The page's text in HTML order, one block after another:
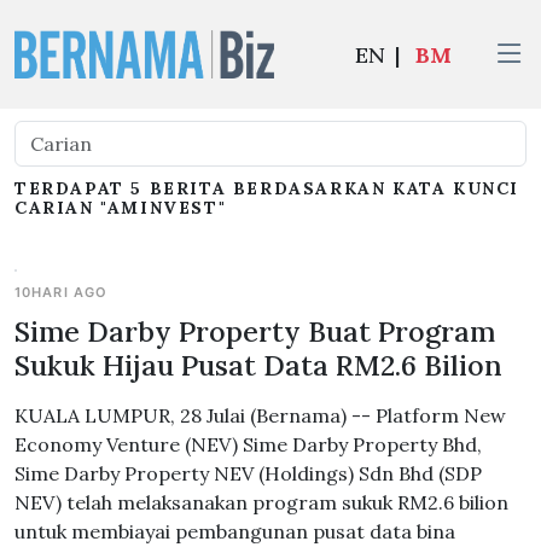
EN | BM
TERDAPAT 5 BERITA BERDASARKAN KATA KUNCI
CARIAN "AMINVEST"
10HARI AGO
Sime Darby Property Buat Program
Sukuk Hijau Pusat Data RM2.6 Bilion
KUALA LUMPUR, 28 Julai (Bernama) -- Platform New
Economy Venture (NEV) Sime Darby Property Bhd,
Sime Darby Property NEV (Holdings) Sdn Bhd (SDP
NEV) telah melaksanakan program sukuk RM2.6 bilion
untuk membiayai pembangunan pusat data bina